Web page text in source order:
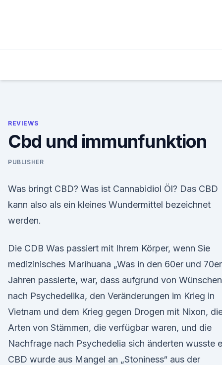
REVIEWS
Cbd und immunfunktion
PUBLISHER
Was bringt CBD? Was ist Cannabidiol Öl? Das CBD
kann also als ein kleines Wundermittel bezeichnet
werden.
Die CDB Was passiert mit Ihrem Körper, wenn Sie
medizinisches Marihuana „Was in den 60er und 70er
Jahren passierte, war, dass aufgrund von Wünschen
nach Psychedelika, den Veränderungen im Krieg in
Vietnam und dem Krieg gegen Drogen mit Nixon,
Arten von Stämmen, die verfügbar waren, und die
Nachfrage nach Psychedelia sich änderten wusste
CBD wurde aus Mangel an „Stoniness“ aus der